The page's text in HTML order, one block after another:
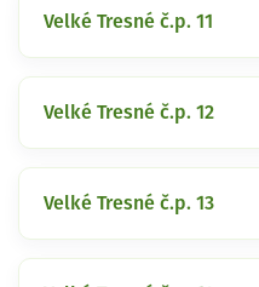
Velké Tresné č.p. 11
Velké Tresné č.p. 12
Velké Tresné č.p. 13